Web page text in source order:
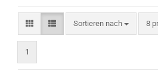
Sortieren nach
Sortieren nach 8
1